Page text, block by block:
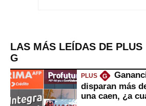
LAS MÁS LEÍDAS DE PLUS
G
PLUS G
disparan más
una caen, ¿a